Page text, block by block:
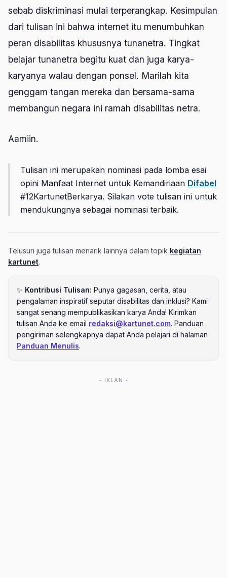
sebab diskriminasi mulai terperangkap. Kesimpulan
dari tulisan ini bahwa internet itu menumbuhkan
peran disabilitas khususnya tunanetra. Tingkat
belajar tunanetra begitu kuat dan juga karya-
karyanya walau dengan ponsel. Marilah kita
genggam tangan mereka dan bersama-sama
membangun negara ini ramah disabilitas netra.
Aamiin.
Tulisan ini merupakan nominasi pada lomba esai
opini Manfaat Internet untuk Kemandiriaan Difabel
#12KartunetBerkarya. Silakan vote tulisan ini untuk
mendukungnya sebagai nominasi terbaik.
Telusuri juga tulisan menarik lainnya dalam topik kegiatan
kartunet.
✨ Kontribusi Tulisan: Punya gagasan, cerita, atau
pengalaman inspiratif seputar disabilitas dan inklusi? Kami
sangat senang mempublikasikan karya Anda! Kirimkan
tulisan Anda ke email redaksi@kartunet.com. Panduan
pengiriman selengkapnya dapat Anda pelajari di halaman
Panduan Menulis.
- IKLAN -